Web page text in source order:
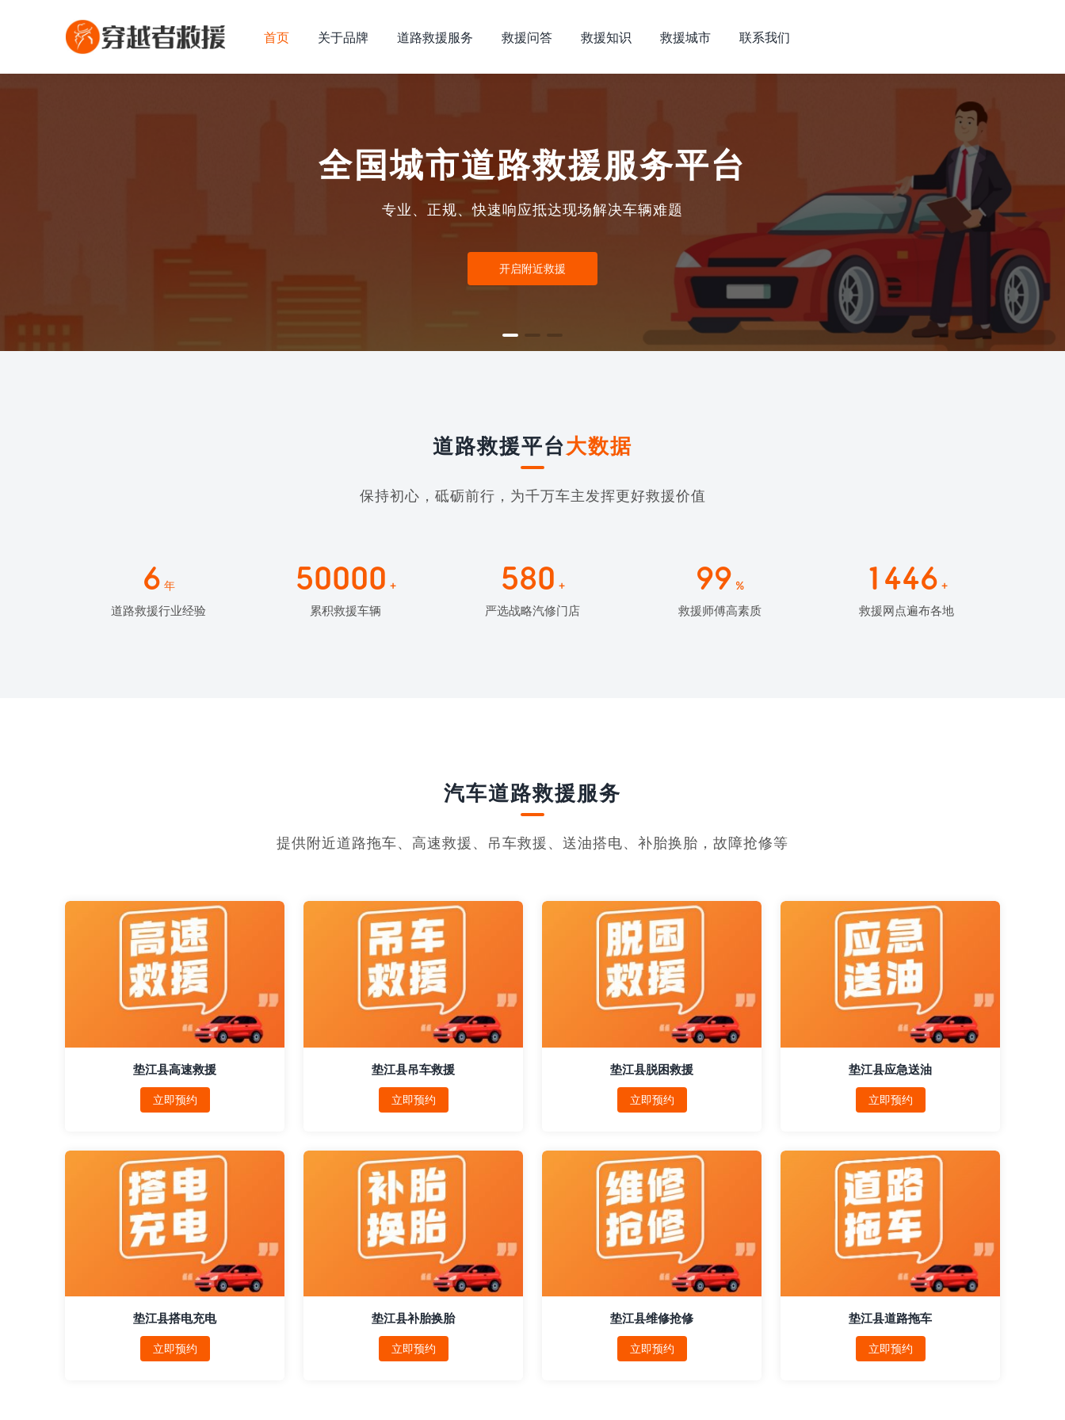
首页 关于品牌 道路救援服务 救援问答 救援知识 救援城市 联系我们
全国城市道路救援服务平台
专业、正规、快速响应抵达现场解决车辆难题
开启附近救援
道路救援平台大数据
保持初心，砥砺前行，为千万车主发挥更好救援价值
6 年
道路救援行业经验
50000 +
累积救援车辆
580 +
严选战略汽修门店
99 %
救援师傅高素质
1446 +
救援网点遍布各地
汽车道路救援服务
提供附近道路拖车、高速救援、吊车救援、送油搭电、补胎换胎，故障抢修等
垫江县高速救援
立即预约
垫江县吊车救援
立即预约
垫江县脱困救援
立即预约
垫江县应急送油
立即预约
垫江县搭电充电
立即预约
垫江县补胎换胎
立即预约
垫江县维修抢修
立即预约
垫江县道路拖车
立即预约